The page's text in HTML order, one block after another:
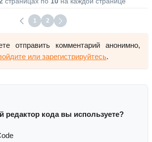
1 2
отправить комментарий анонимно,
или зарегистрируйтесь.
редактор кода вы используете?